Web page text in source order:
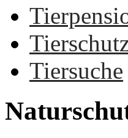
Tiersuche